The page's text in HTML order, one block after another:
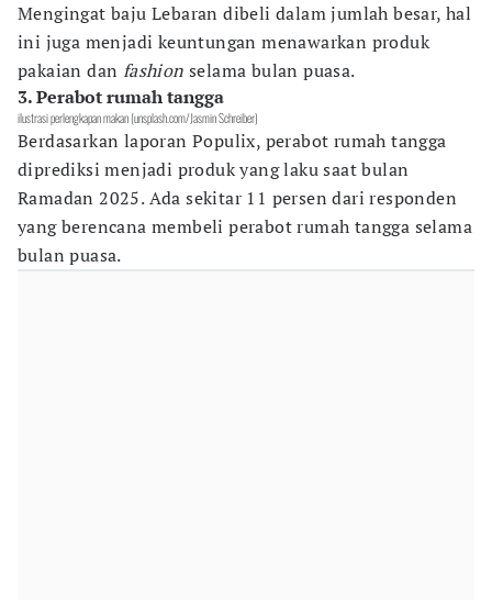
Mengingat baju Lebaran dibeli dalam jumlah besar, hal
ini juga menjadi keuntungan menawarkan produk
pakaian dan fashionselama bulan puasa.
3. Perabot rumah tangga
ilustrasi perlengkapan makan (unsplash.com/Jasmin Schreiber)
Berdasarkan laporan Populix, perabot rumah tangga
diprediksi menjadi produk yang laku saat bulan
Ramadan 2025. Ada sekitar 11 persen dari responden
yang berencana membeli perabot rumah tangga selama
bulan puasa.